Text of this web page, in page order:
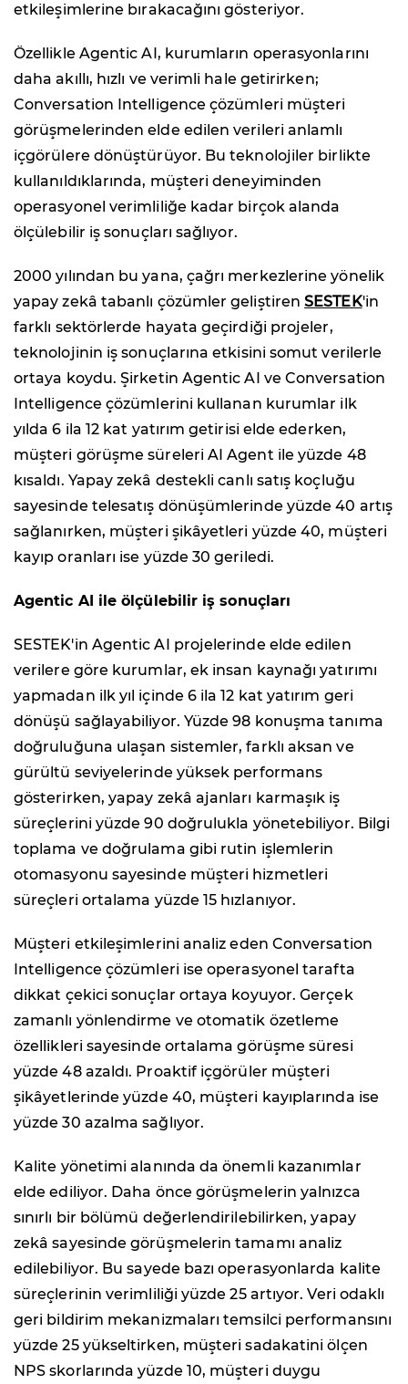
etkileşimlerine bırakacağını gösteriyor.
Özellikle Agentic AI, kurumların operasyonlarını
daha akıllı, hızlı ve verimli hale getirirken;
Conversation Intelligence çözümleri müşteri
görüşmelerinden elde edilen verileri anlamlı
içgörülere dönüştürüyor. Bu teknolojiler birlikte
kullanıldıklarında, müşteri deneyiminden
operasyonel verimliliğe kadar birçok alanda
ölçülebilir iş sonuçları sağlıyor.
2000 yılından bu yana, çağrı merkezlerine yönelik
yapay zekâ tabanlı çözümler geliştirenSESTEK'in
farklı sektörlerde hayata geçirdiği projeler,
teknolojinin iş sonuçlarına etkisini somut verilerle
ortaya koydu. Şirketin Agentic AI ve Conversation
Intelligence çözümlerini kullanan kurumlar ilk
yılda 6 ila 12 kat yatırım getirisi elde ederken,
müşteri görüşme süreleri AI Agent ile yüzde 48
kısaldı. Yapay zekâ destekli canlı satış koçluğu
sayesinde telesatış dönüşümlerinde yüzde 40 artış
sağlanırken, müşteri şikâyetleri yüzde 40, müşteri
kayıp oranları ise yüzde 30 geriledi.
Agentic AI ile ölçülebilir iş sonuçları
SESTEK'in Agentic AI projelerinde elde edilen
verilere göre kurumlar, ek insan kaynağı yatırımı
yapmadan ilk yıl içinde 6 ila 12 kat yatırım geri
dönüşü sağlayabiliyor. Yüzde 98 konuşma tanıma
doğruluğuna ulaşan sistemler, farklı aksan ve
gürültü seviyelerinde yüksek performans
gösterirken, yapay zekâ ajanları karmaşık iş
süreçlerini yüzde 90 doğrulukla yönetebiliyor. Bilgi
toplama ve doğrulama gibi rutin işlemlerin
otomasyonu sayesinde müşteri hizmetleri
süreçleri ortalama yüzde 15 hızlanıyor.
Müşteri etkileşimlerini analiz eden Conversation
Intelligence çözümleri ise operasyonel tarafta
dikkat çekici sonuçlar ortaya koyuyor. Gerçek
zamanlı yönlendirme ve otomatik özetleme
özellikleri sayesinde ortalama görüşme süresi
yüzde 48 azaldı. Proaktif içgörüler müşteri
şikâyetlerinde yüzde 40, müşteri kayıplarında ise
yüzde 30 azalma sağlıyor.
Kalite yönetimi alanında da önemli kazanımlar
elde ediliyor. Daha önce görüşmelerin yalnızca
sınırlı bir bölümü değerlendirilebilirken, yapay
zekâ sayesinde görüşmelerin tamamı analiz
edilebiliyor. Bu sayede bazı operasyonlarda kalite
süreçlerinin verimliliği yüzde 25 artıyor. Veri odaklı
geri bildirim mekanizmaları temsilci performansını
yüzde 25 yükseltirken, müşteri sadakatini ölçen
NPS skorlarında yüzde 10, müşteri duygu